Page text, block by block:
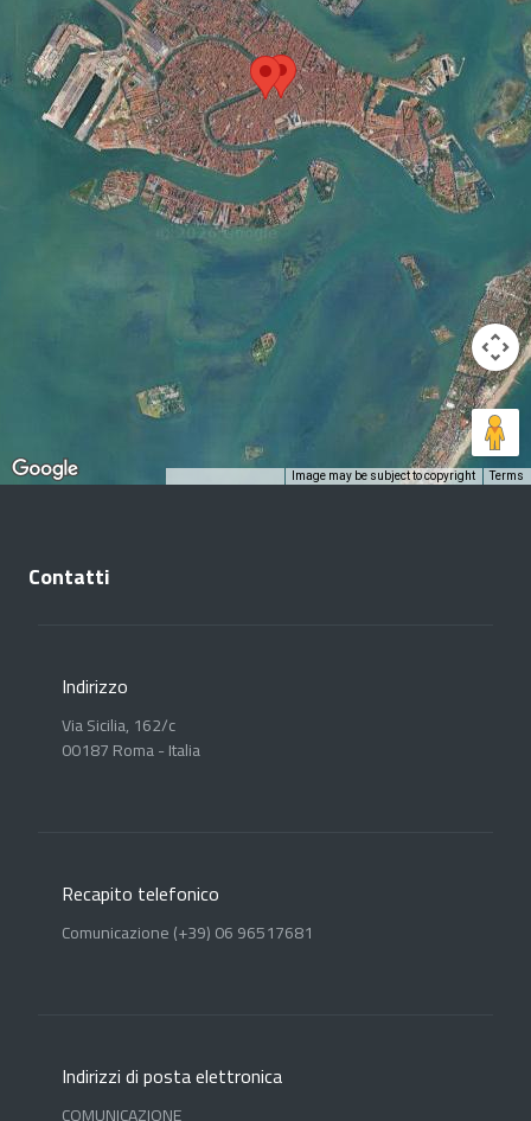
Image may be subject to copyright Terms
Contatti
Indirizzo
Via Sicilia, 162/c
00187 Roma - Italia
Recapito telefonico
Comunicazione (+39) 06 96517681
Indirizzi di posta elettronica
COMUNICAZIONE